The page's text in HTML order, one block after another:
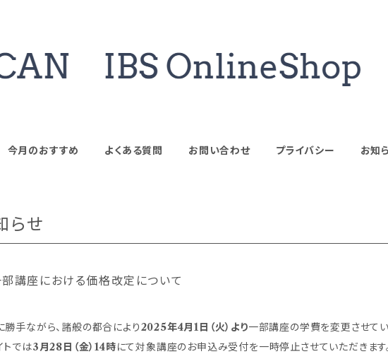
今月のおすすめ よくある質問 お問い合わせ プライバシー お知
らせ
講座における価格改定について
手ながら、諸般の都合により2025年4月1日（火）より一部講座の学費を変更させてい
トでは3月28日（金）14時にて対象講座のお申込み受付を一時停止させていただきます